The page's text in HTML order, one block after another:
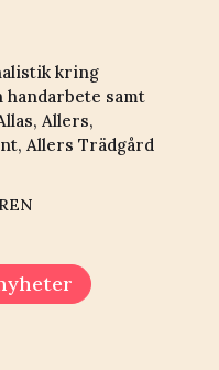
kring
handarbete samt
Allers,
Allers Trädgård